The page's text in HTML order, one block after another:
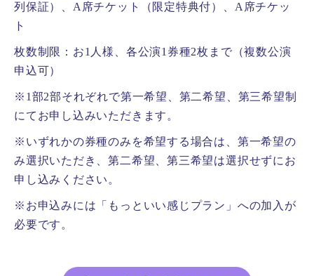
列保証）、A席チケット（限定特典付）、A席チケッ
ト
枚数制限：お1人様、各公演1券種2枚まで（複数公演
申込可）
※1部2部それぞれで第一希望、第二希望、第三希望制
にてお申し込みいただきます。
※いずれかの券種のみを希望する場合は、第一希望の
み選択いただき、第二希望、第三希望は選択せずにお
申し込みください。
※お申込みには「もっといい感じプラン」への加入が
必要です。